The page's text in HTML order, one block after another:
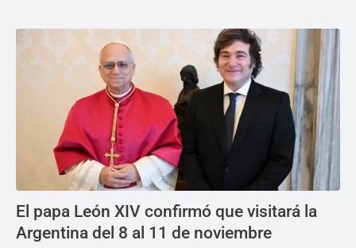
El papa León XIV confirmó que visitará la
Argentina del 8 al 11 de noviembre